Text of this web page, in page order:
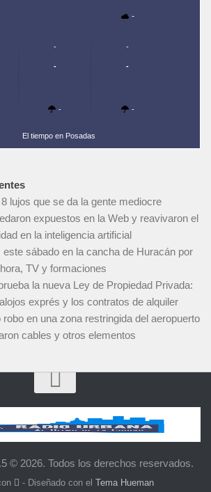
-
-
-
-
-
-
-
El tiempo en Posadas
lujos que se da la gente mediocre
expuestos en la Web y reavivaron el
en la inteligencia artificial
sábado en la cancha de Huracán por
TV y formaciones
la nueva Ley de Propiedad Privada:
exprés y los contratos de alquiler
en una zona restringida del aeropuerto
cables y otros elementos
© 2026. Todos los derechos reservados.
- Diseñado con el Tema Hueman